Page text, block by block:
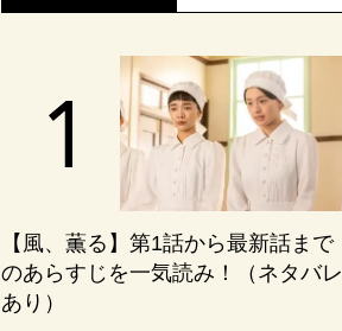
【風、薫る】第1話から最新話まで
のあらすじを一気読み！（ネタバレ
あり）